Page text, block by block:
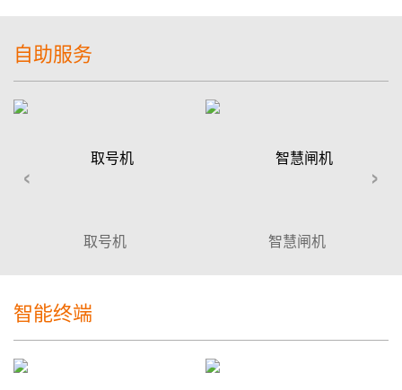
自助服务
取号机 智慧闸机
‹ ›
智能终端